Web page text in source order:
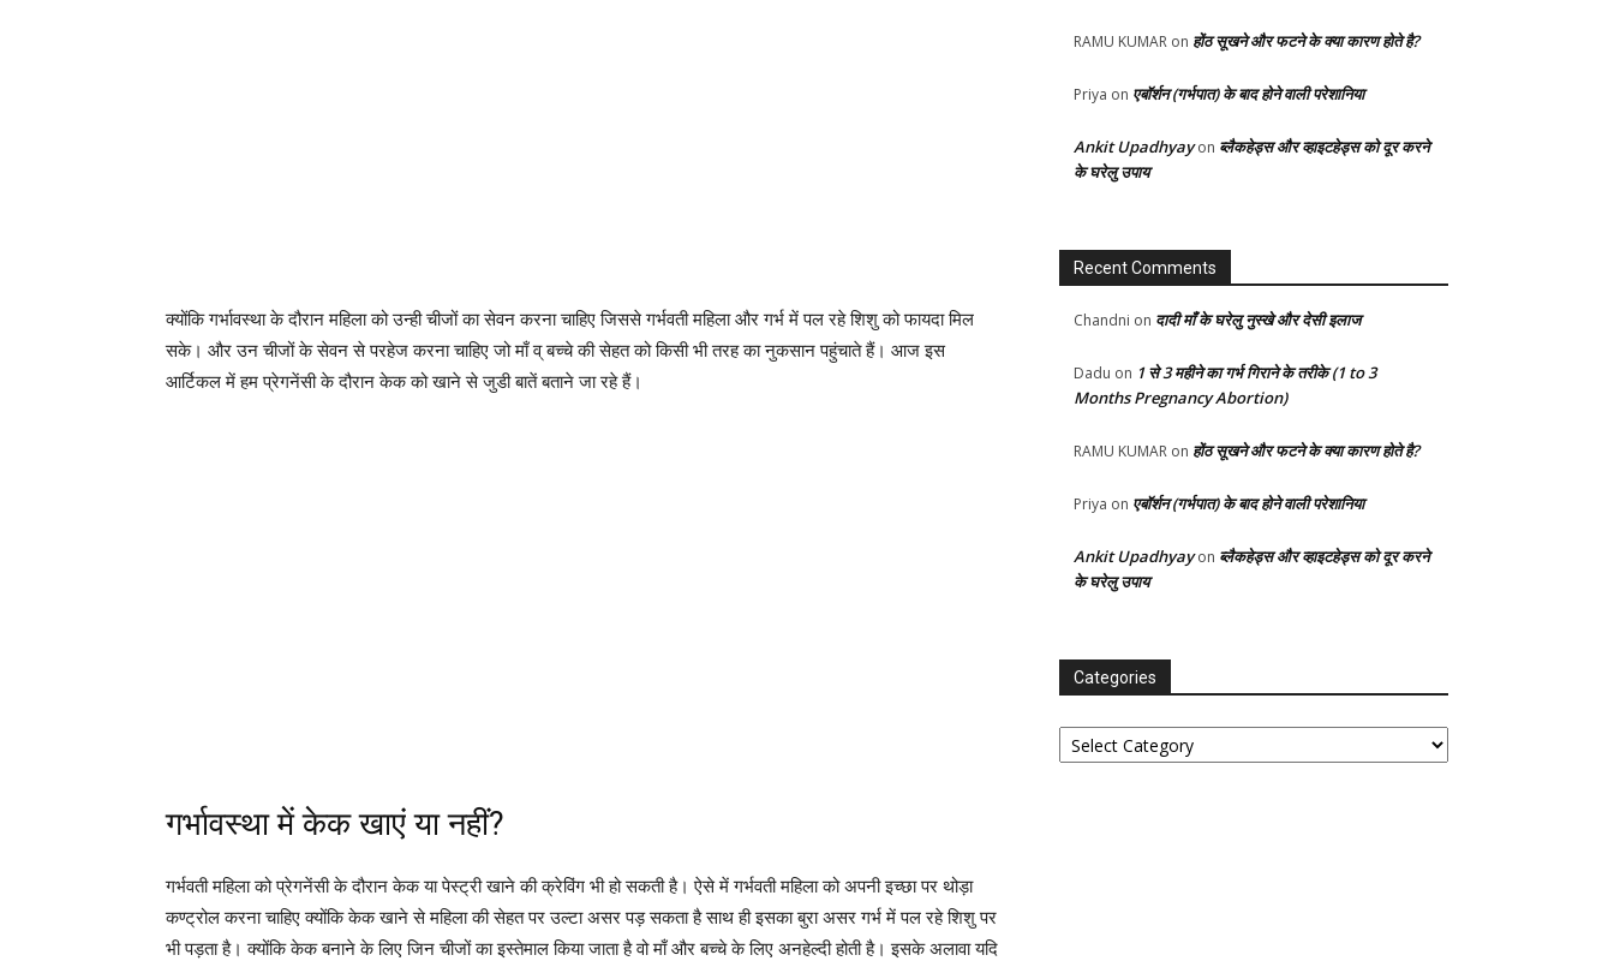
क्योंकि गर्भावस्था के दौरान महिला को उन्ही चीजों का सेवन करना चाहिए जिससे गर्भवती महिला और गर्भ में पल रहे शिशु को फायदा मिल
सके। और उन चीजों के सेवन से परहेज करना चाहिए जो माँ व् बच्चे की सेहत को किसी भी तरह का नुकसान पहुंचाते हैं। आज इस
आर्टिकल में हम प्रेगनेंसी के दौरान केक को खाने से जुडी बातें बताने जा रहे हैं।
गर्भावस्था में केक खाएं या नहीं?
गर्भवती महिला को प्रेगनेंसी के दौरान केक या पेस्ट्री खाने की क्रेविंग भी हो सकती है। ऐसे में गर्भवती महिला को अपनी इच्छा पर थोड़ा
कण्ट्रोल करना चाहिए क्योंकि केक खाने से महिला की सेहत पर उल्टा असर पड़ सकता है साथ ही इसका बुरा असर गर्भ में पल रहे शिशु पर
भी पड़ता है। क्योंकि केक बनाने के लिए जिन चीजों का इस्तेमाल किया जाता है वो माँ और बच्चे के लिए अनहेल्दी होती है। इसके अलावा यदि
RAMU KUMAR on होंठ सूखने और फटने के क्या कारण होते है?
Priya on एबॉर्शन (गर्भपात) के बाद होने वाली परेशानिया
Ankit Upadhyayon ब्लैकहेड्स और व्हाइटहेड्स को दूर करने
के घरेलु उपाय
Recent Comments
Chandni on दादी माँ के घरेलु नुस्खे और देसी इलाज
Dadu on 1 से 3 महीने का गर्भ गिराने के तरीके (1 to 3
Months Pregnancy Abortion)
RAMU KUMAR on होंठ सूखने और फटने के क्या कारण होते है?
Priya on एबॉर्शन (गर्भपात) के बाद होने वाली परेशानिया
Ankit Upadhyayon ब्लैकहेड्स और व्हाइटहेड्स को दूर करने
के घरेलु उपाय
Categories
Categories